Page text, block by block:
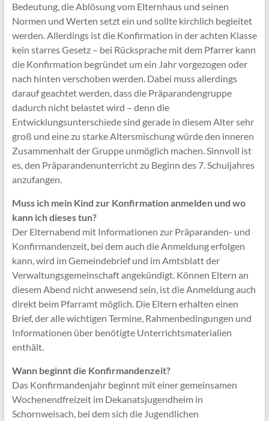
Bedeutung, die Ablösung vom Elternhaus und seinen
Normen und Werten setzt ein und sollte kirchlich begleitet
werden. Allerdings ist die Konfirmation in der achten Klasse
kein starres Gesetz – bei Rücksprache mit dem Pfarrer kann
die Konfirmation begründet um ein Jahr vorgezogen oder
nach hinten verschoben werden. Dabei muss allerdings
darauf geachtet werden, dass die Präparandengruppe
dadurch nicht belastet wird – denn die
Entwicklungsunterschiede sind gerade in diesem Alter sehr
groß und eine zu starke Altersmischung würde den inneren
Zusammenhalt der Gruppe unmöglich machen. Sinnvoll ist
es, den Präparandenunterricht zu Beginn des 7. Schuljahres
anzufangen.
Muss ich mein Kind zur Konfirmation anmelden und wo
kann ich dieses tun?
Der Elternabend mit Informationen zur Präparanden- und
Konfirmandenzeit, bei dem auch die Anmeldung erfolgen
kann, wird im Gemeindebrief und im Amtsblatt der
Verwaltungsgemeinschaft angekündigt. Können Eltern an
diesem Abend nicht anwesend sein, ist die Anmeldung auch
direkt beim Pfarramt möglich. Die Eltern erhalten einen
Brief, der alle wichtigen Termine, Rahmenbedingungen und
Informationen über benötigte Unterrichtsmaterialien
enthält.
Wann beginnt die Konfirmandenzeit?
Das Konfirmandenjahr beginnt mit einer gemeinsamen
Wochenendfreizeit im Dekanatsjugendheim in
Schornweisach, bei dem sich die Jugendlichen